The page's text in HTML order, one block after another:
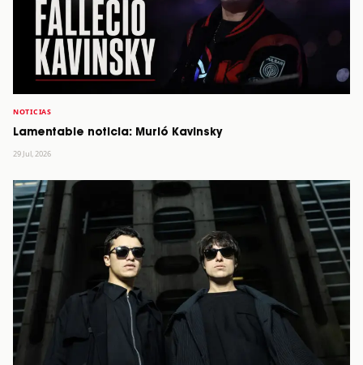
NOTICIAS
Lamentable noticia: Murió Kavinsky
29 Jul, 2026